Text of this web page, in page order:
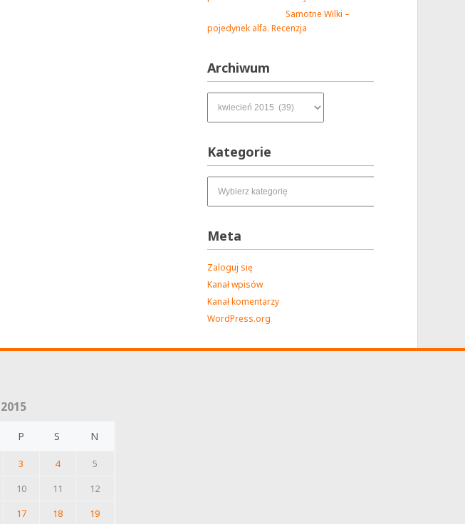
Samotne Wilki –
pojedynek alfa. Recenzja
Archiwum
Kategorie
Meta
Zaloguj się
Kanał wpisów
Kanał komentarzy
WordPress.org
P S N
3 4
5
10 11
12
17 18 19